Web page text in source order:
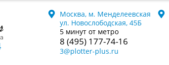
Москва, м. Менделеевская
ул. Новослободская, 45Б
5 минут от метро
8 (495) 177-74-16
3@plotter-plus.ru